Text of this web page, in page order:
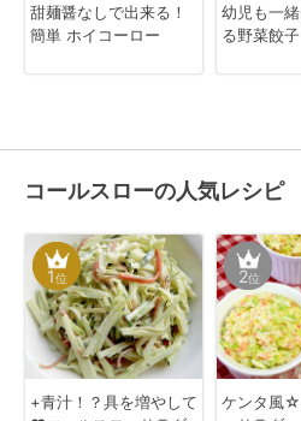
甜麺醤なしで出来る！
簡単 ホイコーロー
幼児も一
る野菜餃子
コールスローの人気レシピ
1位
+青汁！？具を増やして
2位
ケンタ風☆